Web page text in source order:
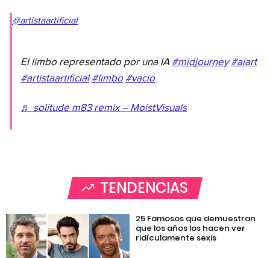
@artistaartificial
El limbo representado por una IA #midjourney #aiart
#artistaartificial #limbo #vacio
♬ solitude m83 remix – MoistVisuals
TENDENCIAS
25 Famosos que demuestran
que los años los hacen ver
ridículamente sexis